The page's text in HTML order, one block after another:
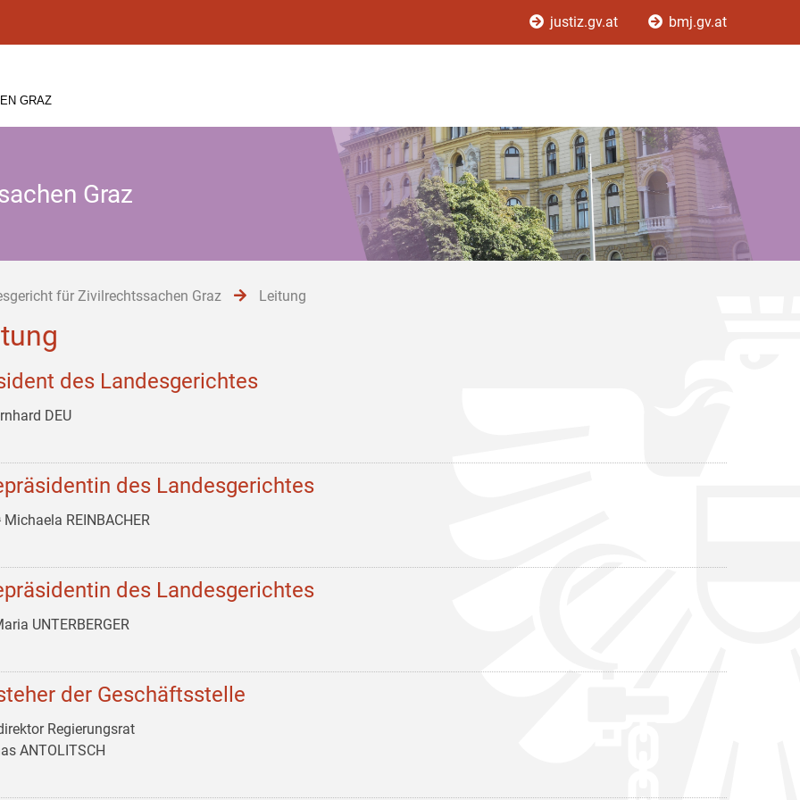
justiz.gv.at bmj.gv.at
GRAZ
Graz
für Zivilrechtssachen Graz Leitung
des Landesgerichtes
DEU
des Landesgerichtes
Michaela REINBACHER
des Landesgerichtes
UNTERBERGER
der Geschäftsstelle
Regierungsrat
ANTOLITSCH